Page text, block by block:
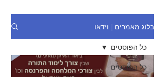
בלוג מאמרים | וידאו
כל הפוסטים
כל הפוסטים